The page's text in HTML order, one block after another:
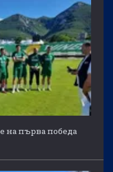
на първа победа